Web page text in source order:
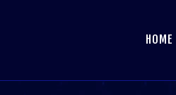
HOME